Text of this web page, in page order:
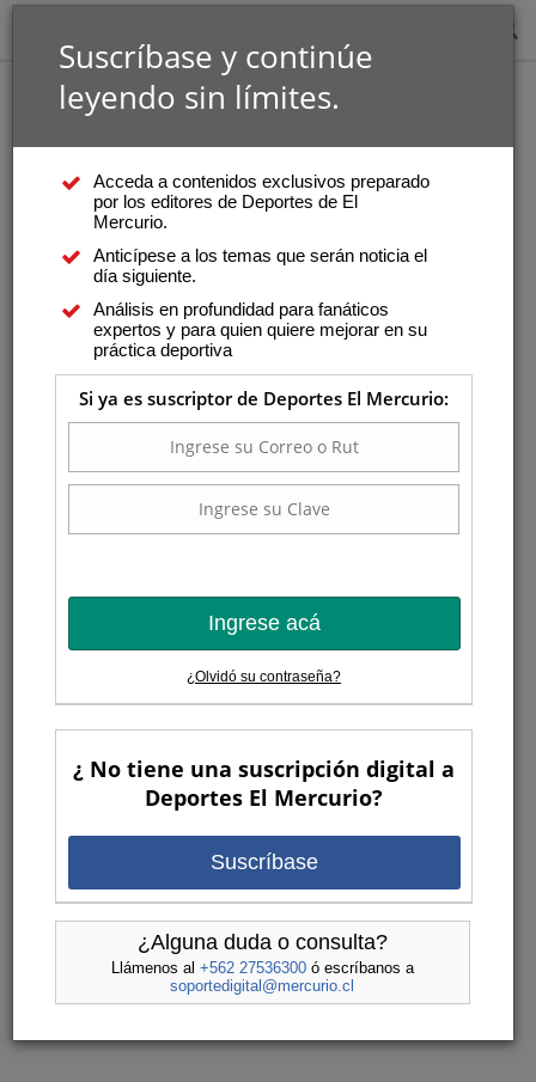
Suscríbase y continúe
leyendo sin límites.
Acceda a contenidos exclusivos preparado
por los editores de Deportes de El
Mercurio.
Anticípese a los temas que serán noticia el
día siguiente.
Análisis en profundidad para fanáticos
expertos y para quien quiere mejorar en su
práctica deportiva
Si ya es suscriptor de Deportes El Mercurio:
Ingrese acá
¿Olvidó su contraseña?
¿ No tiene una suscripción digital a
Deportes El Mercurio?
Suscríbase
¿Alguna duda o consulta?
Llámenos al +562 27536300ó escríbanos a
soportedigital@mercurio.cl